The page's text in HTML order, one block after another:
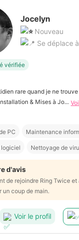
Jocelyn
Nouveau
Se déplace
vérifiée
rare quand je ne
& Mises à Jo...
PC Maintenance
Nettoyage de
d'avis
de rejoindre Ring Twice et
un coup de main.
Voir le profil